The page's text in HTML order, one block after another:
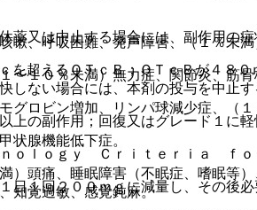
嗽、呼吸困難、発声障害、（１％未満
１０％未満）無力症、関節炎、筋
ロビン増加、リンパ球減少症、（１
状腺機能低下症。
頭痛、睡眠障害（不眠症、嗜眠等
知覚過敏、感覚鈍麻。
又は中止する場合には、副作用の
超えるＱＴｃＢ；ＱＴｃＢが４８
しない場合には、本剤の投与を中止す
の副作用；回復又はグレード１に
ｏｌｏｇｙ Ｃｒｉｔｅｒｉａ ｆ
１回２００ｍｇに減量し、その後必